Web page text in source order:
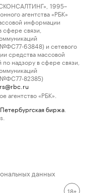
1995–
агентства «РБК»
информации
связи,
63848) и сетевого
средства массовой
надзору в сфере связи,
№ФС77-82385)
агентство «РБК».
биржа
данных
18+